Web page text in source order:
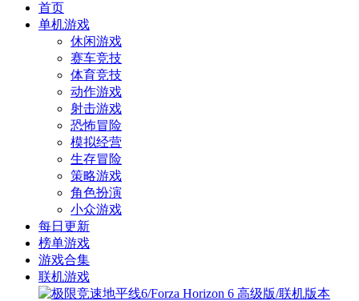
首页
单机游戏
休闲游戏
赛车竞技
体育竞技
动作游戏
射击游戏
恐怖冒险
模拟经营
生存冒险
策略游戏
角色扮演
小众游戏
每日更新
榜单游戏
游戏合集
联机游戏